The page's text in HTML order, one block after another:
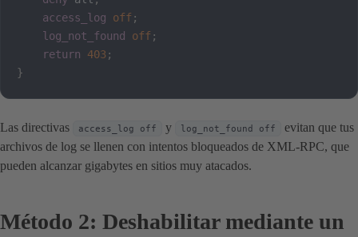
access_log
off ;
log_not_found
off ;
return
403 ;
}
Las directivas access_log off y log_not_found off
evitan que tus
archivos de log se llenen con intentos bloqueados de XML-RPC, que
pueden alcanzar gigabytes en sitios muy atacados.
Método 2: Deshabilitar mediante un